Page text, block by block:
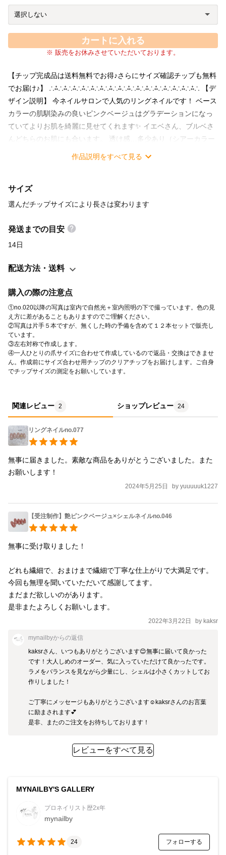
カートに入れる
※ 販売をお休みさせていただいております。
【チップ完成品は送料無料でお得♪さらにサイズ確認チップも無料
でお届け♪】 ∴⁂∴⁂∴⁂∴⁂∴⁂∴⁂∴⁂∴⁂∴⁂∴⁂∴⁂∴⁂∴⁂∴⁂∴⁂∴⁂∴ 【デ
ザイン説明】 今ネイルサロンで人気のリングネイルです！ ベース
カラーの肌馴染みの良いピンクベージュはグラデーションになっ
ていてよりお肌を綺麗に見せてくれます✨ イエベさん、ブルベさ
んどちらのお肌にも合います。 透け感…多少あり（シアーカラー
を重ねて作っているので、太陽の光の下では若干の透け感も楽し
ロン内で使用しているサンプル用チップですので、写真の形のチ
ップは選択肢にありません ①〜⑥のチップでは⑤ラウンドが1番
下、全ての商品説明に同じ内容を紹介しています 《minne初出
店》 はじめまして。プロネイリスト歴20年、都内でprivate salon
minneにネイルチップ専門店を出店しました。まだ実績が無いの
ください！！ プロのネイリストが作る高クオリティのネイルチッ
プです。実際のサロンのお客様に使うジェルと同じものを使って
いますのでジェルネイルのツヤ感をお楽しみいただけます ※チッ
プは衛生的なサロン内で丁寧に作成しています 【チップの長さ】
写真の爪の長さを参考までに記載します （選ぶチップサイズによ
り長さは変わります） ①フラットスクエア短め／１．６センチ ②
フラットスクエア／１．８センチ ③ラウンド短め／１．５センチ
デザインを選ぶ ※チップ合わせ用のチップ１つは無料でお届け
します（チップの選択に迷った方はサンプルチップをオプション
追加（200円）できます） ↓ ②決済 ↓ ③ご自宅にサイズ合わ
せ用のチップ(無料)が届く ↓ ④ご自身で爪のサイズを測りチッ
プサイズを決める https://youtu.be/8LSPA1OfmQM ↓ ⑤チップ
サイズを連絡する ↓ ⑥チップ作成開始。チップサイズ連絡から3
ルチップ10枚セット＋予備2枚 強力両面テープ12枚(1シート)セッ
ト ※予備のチップは両手人差し指のサイズとデザインになります
オーダーチップの付け方・外し方はこちら （無音なのでお気軽に
ご覧ください♪） https://youtu.be/lvAMrJ91wmM 送料無料 ネイ
ナ 大人 ジェルネイル オーダー オーダーメイド オーダー
チップ オーダー注文 オリジナル リング 指輪 ベージュ
結婚式 ブライダル イエベ ブルベ
作品説明をすべて見る
サイズ
選んだチップサイズにより長さは変わります
発送までの目安
14日
配送方法・送料
購入の際の注意点
①no.020以降の写真は室内で自然光＋室内照明の下で撮っています。色の見
え方に差があることもありますのでご理解ください。
②写真は片手５本ですが、無くした時の予備を含めて１２本セットで販売し
ています。
③左右対称で作成します。
④一人ひとりの爪サイズに合わせて作成しているので返品・交換はできませ
ん。作成前にサイズ合わせ用チップのクリアチップをお届けします。ご自身
でチップサイズの測定をお願いしています。
関連レビュー 2 ショップレビュー 24
リングネイルno.077
無事に届きました。素敵な商品をありがとうございました。また
お願いします！
2024年5月25日 by yuuuuuk1227
【受注制作】艶ピンクベージュ×シェルネイルno.046
無事に受け取りました！
どれも繊細で、おまけまで繊細で丁寧な仕上がりで大満足です。
今回も無理を聞いていただいて感謝してます。
まだまだ欲しいのがあります。
2022年3月22日 by kaksr
mynailbyからの返信
kaksrさん、いつもありがとうございます😊無事に届いて良かった
です！大人しめのオーダー、気に入っていただけて良かったです。
ラメをバランスを見ながら少量にし、シェルは小さくカットしてお
作りしました！
ご丁寧にメッセージもありがとうございます☺️kaksrさんのお言葉
に励まされます💕
是非、またのご注文をお待ちしております！
レビューをすべて見る
MYNAILBY'S GALLERY
プロネイリスト歴2x年
mynailby
24 フォローする